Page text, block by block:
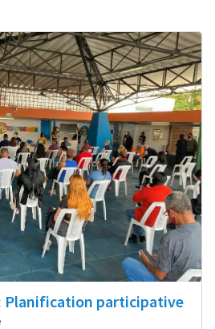
Planification participative